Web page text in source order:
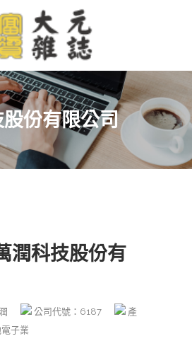
份有限公司
潤科技股份有
潤 公司代號：6187
產
子業